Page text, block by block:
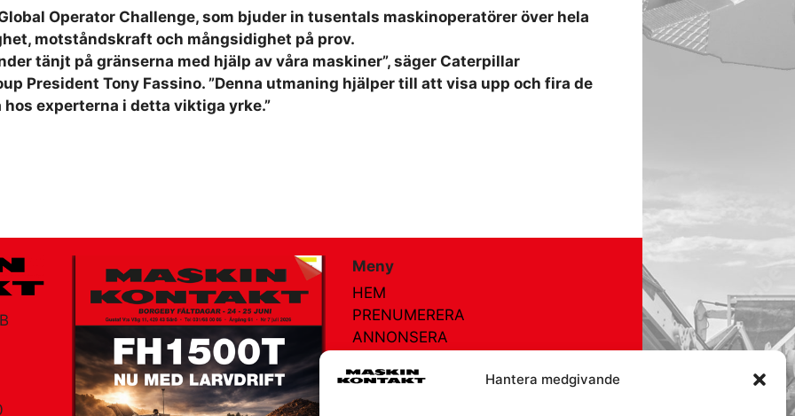
Hantera medgivande
Operator Challenge, som bjuder in tusentals maskinoperatörer över hela
motståndskraft och mångsidighet på prov.
tänjt på gränserna med hjälp av våra maskiner”, säger Caterpillar
President Tony Fassino. ”Denna utmaning hjälper till att visa upp och fira de
experterna i detta viktiga yrke.”
Meny
HEM
PRENUMERERA
ANNONSERA
MÄSSOR